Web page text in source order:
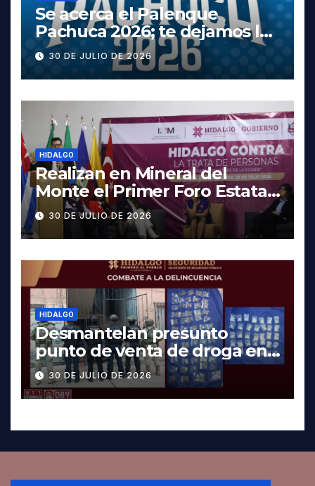
Se acerca el Palenque
Pachuca 2026; te dejamos la
cartelera completa, las
fechas y los precios
30 DE JULIO DE 2026
HIDALGO
Realizan en Mineral del
Monte el Primer Foro Estatal
contra la Trata de Personas
30 DE JULIO DE 2026
HIDALGO
Desmantelan presunto
punto de venta de droga en
Pachuca; hay dos detenidos
30 DE JULIO DE 2026